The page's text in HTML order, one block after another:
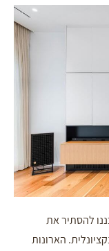
להסתיר את
הארונות